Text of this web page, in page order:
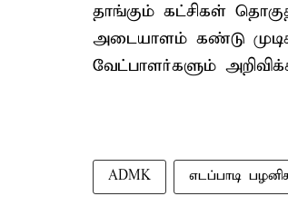
தாங்கும் கட்சிகள்
அடையாளம் கண்டு
வேட்பாளர்களும்
ADMK எடப்பாடி